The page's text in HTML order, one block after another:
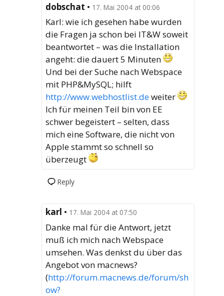
dobschat • 17. Mai 2004 at 00:06
Karl: wie ich gesehen habe wurden
die Fragen ja schon bei IT&W soweit
beantwortet – was die Installation
angeht: die dauert 5 Minuten
Und bei der Suche nach Webspace
mit PHP&MySQL; hilft
http://www.webhostlist.deweiter
Ich für meinen Teil bin von EE
schwer begeistert – selten, dass
mich eine Software, die nicht von
Apple stammt so schnell so
überzeugt
Reply
karl • 17. Mai 2004 at 07:50
Danke mal für die Antwort, jetzt
muß ich mich nach Webspace
umsehen. Was denkst du über das
Angebot von macnews?
(http://forum.macnews.de/forum/sh
ow?